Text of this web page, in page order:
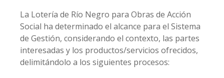
La Lotería de Río Negro para Obras de Acción
Social ha determinado el alcance para el Sistema
de Gestión, considerando el contexto, las partes
interesadas y los productos/servicios ofrecidos,
delimitándolo a los siguientes procesos: